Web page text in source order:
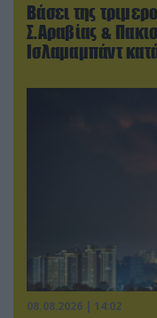
Βάσει της
Σ.Αραβίας &
Ισλαμαμπάντ
08.08.2026 | 14:02